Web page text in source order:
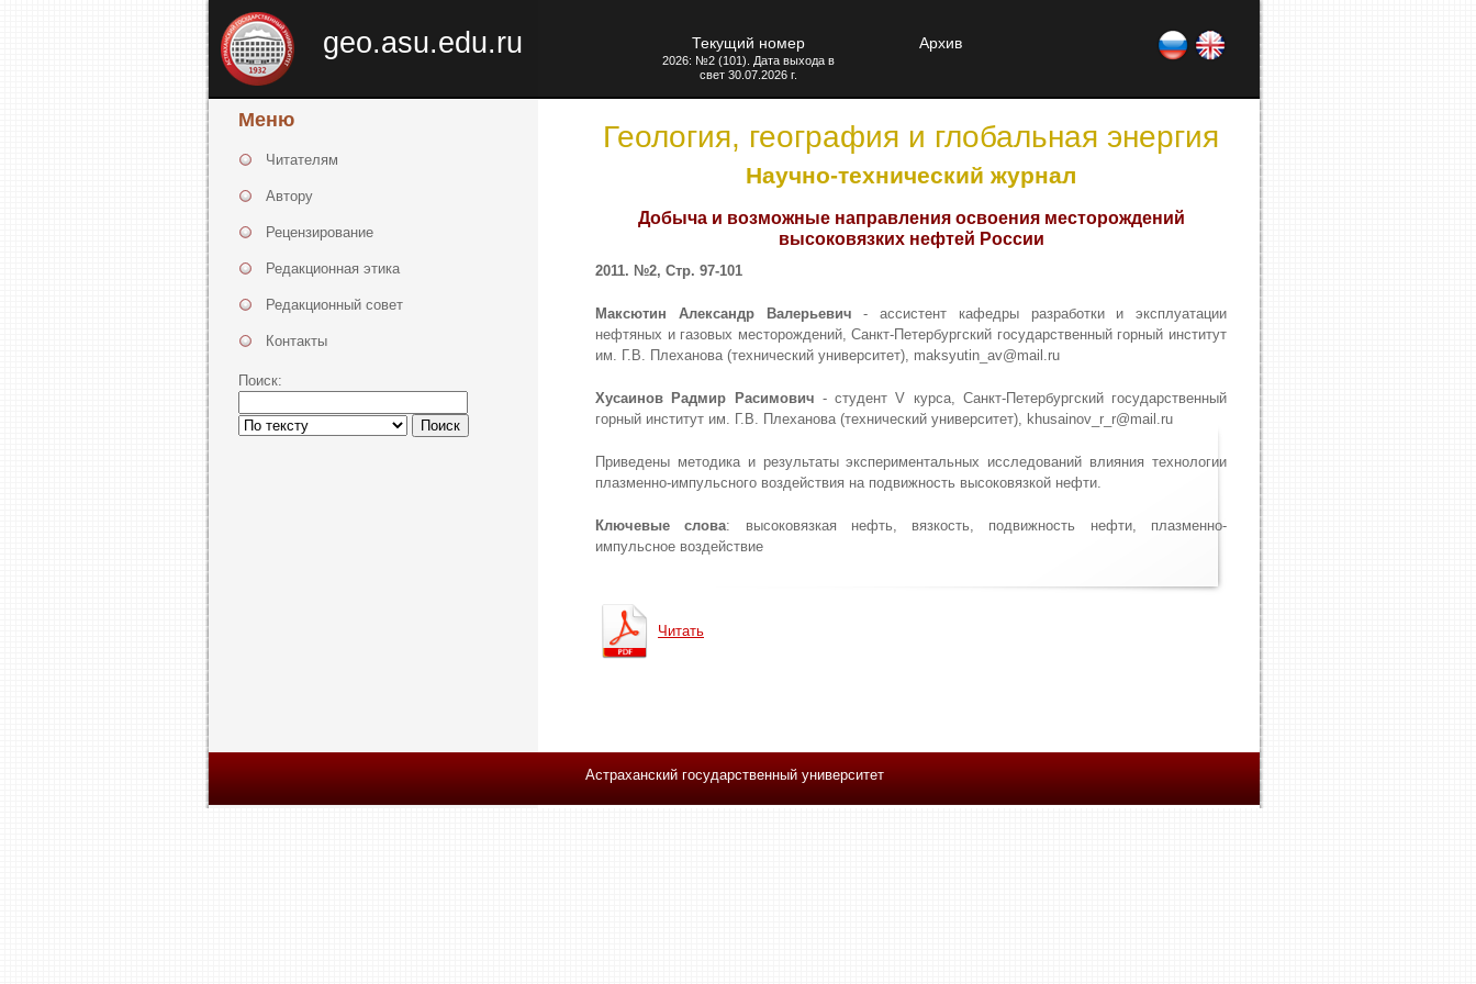
geo.asu.edu.ru Текущий номер
2026: №2 (101). Дата выхода в
свет 30.07.2026 г.
Архив
Меню
Читателям
Автору
Рецензирование
Редакционная этика
Редакционный совет
Контакты
Поиск:
Поиск
Геология, география и глобальная энергия
Научно-технический журнал
Добыча и возможные направления освоения месторождений
высоковязких нефтей России
2011. №2, Стр. 97-101
Максютин Александр Валерьевич - ассистент кафедры разработки и эксплуатации
нефтяных и газовых месторождений, Санкт-Петербургский государственный горный институт
им. Г.В. Плеханова (технический университет), maksyutin_av@mail.ru
Хусаинов Радмир Расимович - студент V курса, Санкт-Петербургский государственный
горный институт им. Г.В. Плеханова (технический университет), khusainov_r_r@mail.ru
Приведены методика и результаты экспериментальных исследований влияния технологии
плазменно-импульсного воздействия на подвижность высоковязкой нефти.
Ключевые слова: высоковязкая нефть, вязкость, подвижность нефти, плазменно-
импульсное воздействие
Читать
Астраханский государственный университет